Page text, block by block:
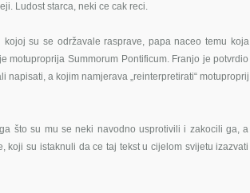
Ludost starca, neki ce cak reci.
su se održavale rasprave, papa naceo temu koja
Summorum Pontificum. Franjo je potvrdio
a kojim namjerava „reinterpretirati“ motuproprij
što su mu se neki navodno usprotivili i zakocili ga, a
su istaknuli da ce taj tekst u cijelom svijetu izazvati